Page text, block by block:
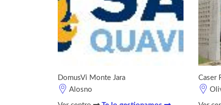
DomusVi Monte Jara
Alosno
Caser